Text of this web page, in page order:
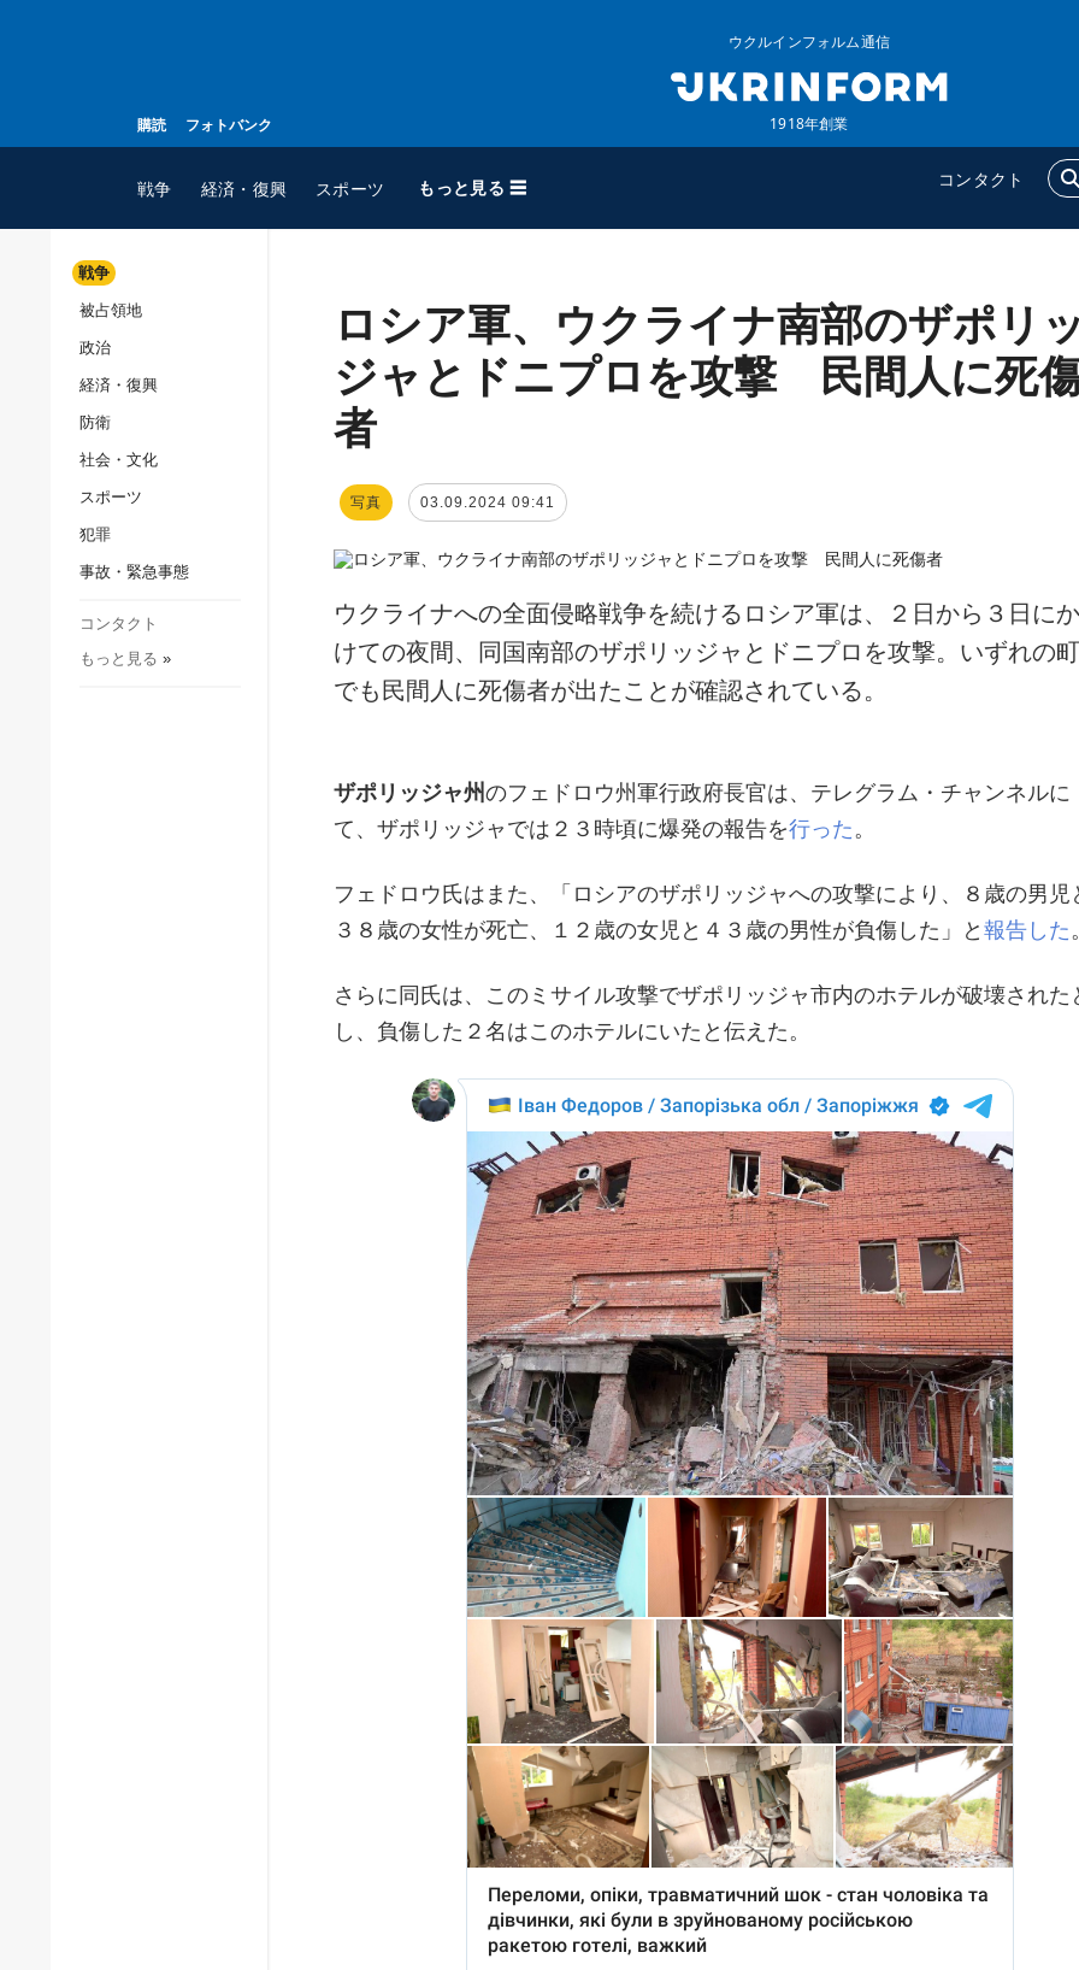
購読 フォトバンク
ウクルインフォルム通信
1918年創業
戦争 経済・復興 スポーツ もっと見る ☰ コンタクト
スポーツ
ウクルインフォルム
ウクルインフォルムについ
て
追加
特集
インタビュー
戦争
被占領地
政治
経済・復興
防衛
社会・文化
スポーツ
犯罪
事故・緊急事態
コンタクト
もっと見る »
ロシア軍、ウクライナ南部のザポリッ
ジャとドニプロを攻撃 民間人に死
者
写真 03.09.2024 09:41
ウクライナへの全面侵略戦争を続けるロシア軍は、２日から３日にか
けての夜間、同国南部のザポリッジャとドニプロを攻撃。いずれの町
でも民間人に死傷者が出たことが確認されている。
ザポリッジャ州のフェドロウ州軍行政府長官は、テレグラム・チャンネルに
て、ザポリッジャでは２３時頃に爆発の報告を行った 。
フェドロウ氏はまた、「ロシアのザポリッジャへの攻撃により、８歳の男児
３８歳の女性が死亡、１２歳の女児と４３歳の男性が負傷した」と 報告した 。
さらに同氏は、このミサイル攻撃でザポリッジャ市内のホテルが破壊された
し、負傷した２名はこのホテルにいたと伝えた。